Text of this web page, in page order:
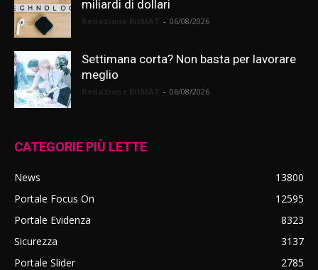
miliardi di dollari
- 06/08/2026
Settimana corta? Non basta per lavorare
meglio
- 06/08/2026
CATEGORIE PIÙ LETTE
News
13800
Portale Focus On
12595
Portale Evidenza
8323
Sicurezza
3137
Portale Slider
2785